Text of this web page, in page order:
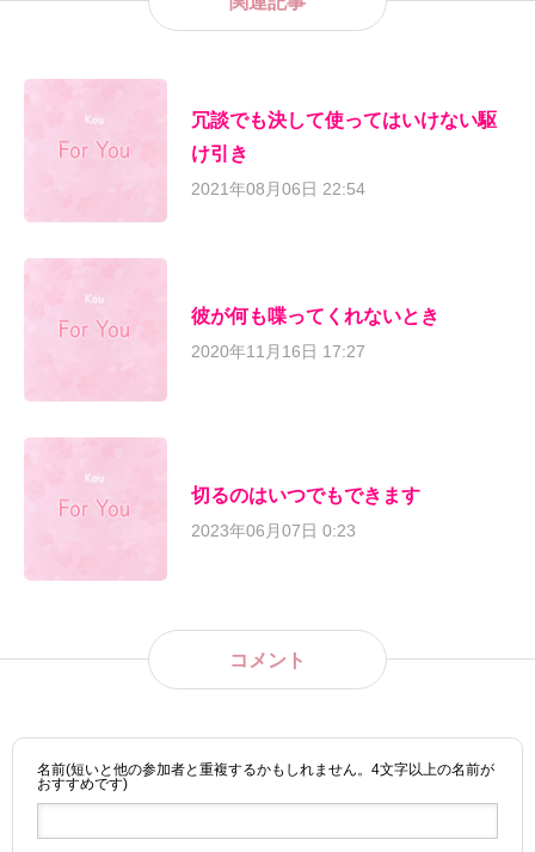
冗談でも決して使ってはいけない駆
け引き
2021年08月06日 22:54
彼が何も喋ってくれないとき
2020年11月16日 17:27
切るのはいつでもできます
2023年06月07日 0:23
コメント
名前(短いと他の参加者と重複するかもしれません。4文字以上の名前が
おすすめです)